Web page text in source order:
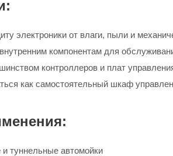
электроники от влаги, пыли и
компонентам для
контроллеров и плат
как самостоятельный шкаф
туннельные автомойки